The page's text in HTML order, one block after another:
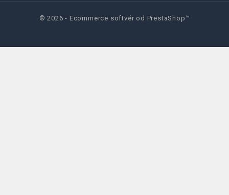
© 2026 - Ecommerce softvér od PrestaShop™